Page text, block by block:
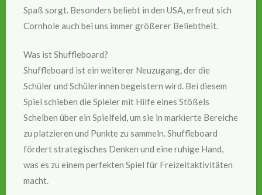
Spaß sorgt. Besonders beliebt in den USA, erfreut sich
Cornhole auch bei uns immer größerer Beliebtheit.
Was ist Shuffleboard?
Shuffleboard ist ein weiterer Neuzugang, der die
Schüler und Schülerinnen begeistern wird. Bei diesem
Spiel schieben die Spieler mit Hilfe eines Stößels
Scheiben über ein Spielfeld, um sie in markierte Bereiche
zu platzieren und Punkte zu sammeln. Shuffleboard
fördert strategisches Denken und eine ruhige Hand,
was es zu einem perfekten Spiel für Freizeitaktivitäten
macht.